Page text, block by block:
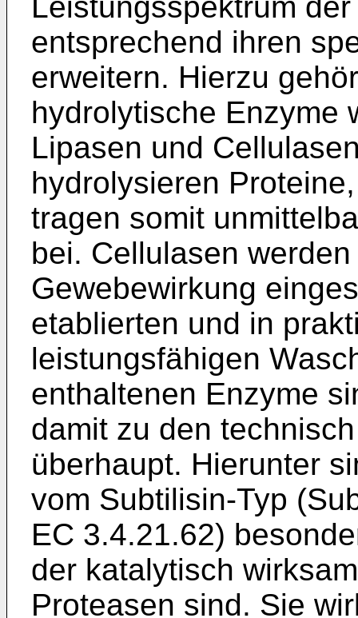
entsprechend ihren
erweitern. Hierzu
hydrolytische Enzyme
Lipasen und
hydrolysieren
tragen somit
bei. Cellulasen
Gewebewirkung
etablierten und in
leistungsfähigen
enthaltenen Enzyme
damit zu den
überhaupt. Hierunter
vom Subtilisin-Typ
EC 3.4.21.62)
der katalytisch
Proteasen sind. Sie